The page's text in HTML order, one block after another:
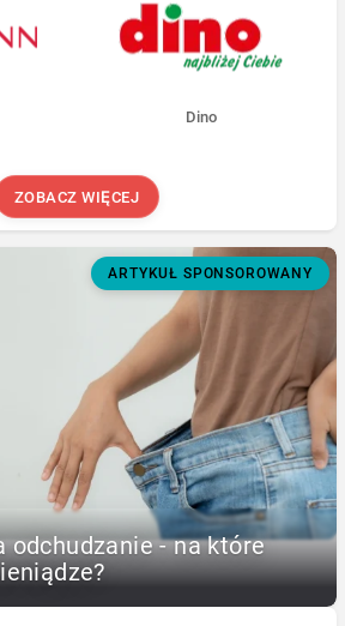
Dino
ZOBACZ WIĘCEJ
ARTYKUŁ SPONSOROWANY
odchudzanie - na które